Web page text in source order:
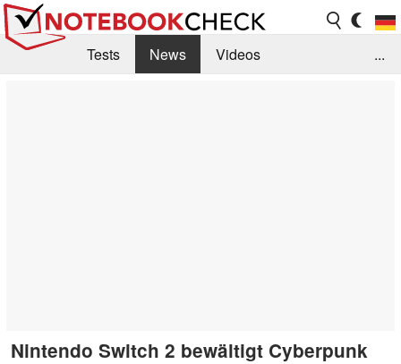
Tests News
Videos
...
Nintendo Switch 2 bewältigt Cyberpunk